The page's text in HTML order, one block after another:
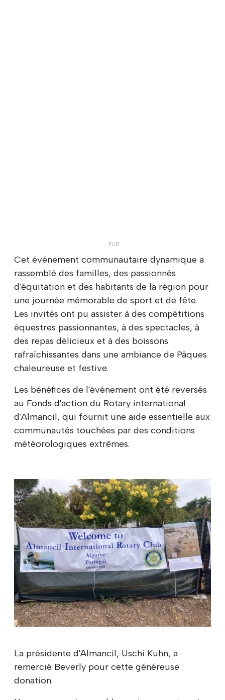
Cet événement communautaire dynamique a
rassemblé des familles, des passionnés
d'équitation et des habitants de la région pour
une journée mémorable de sport et de fête.
Les invités ont pu assister à des compétitions
équestres passionnantes, à des spectacles, à
des repas délicieux et à des boissons
rafraîchissantes dans une ambiance de Pâques
chaleureuse et festive.
Les bénéfices de l'événement ont été reversés
au Fonds d'action du Rotary international
d'Almancil, qui fournit une aide essentielle aux
communautés touchées par des conditions
météorologiques extrêmes.
La présidente d'Almancil, Uschi Kuhn, a
remercié Beverly pour cette généreuse
donation.